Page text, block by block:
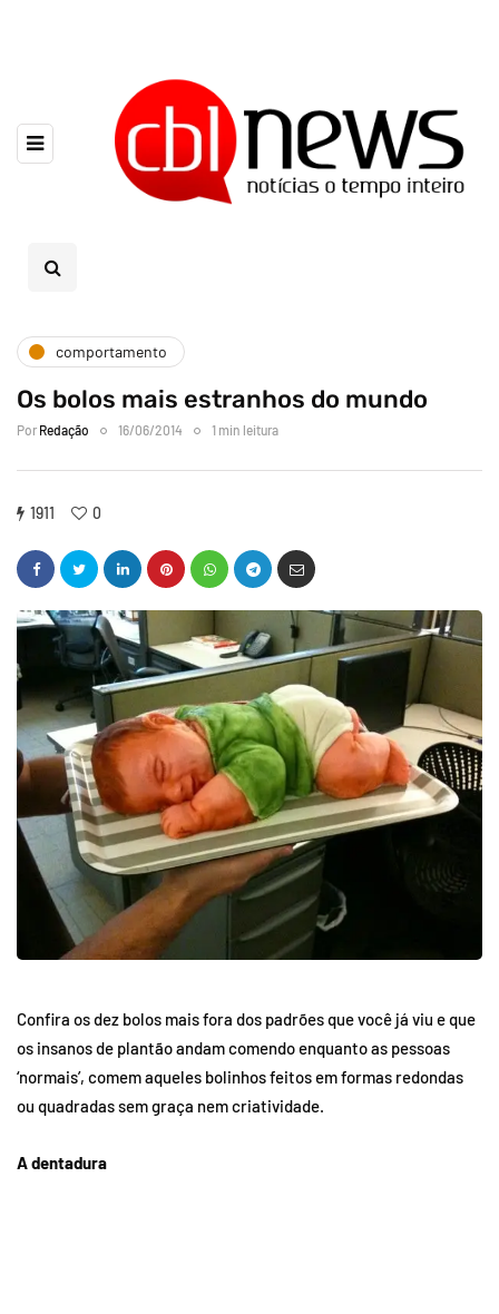
comportamento
Os bolos mais estranhos do mundo
Por Redação 16/06/2014 1 min leitura
1911 0
Confira os dez bolos mais fora dos padrões que você já viu e que
os insanos de plantão andam comendo enquanto as pessoas
‘normais’, comem aqueles bolinhos feitos em formas redondas
ou quadradas sem graça nem criatividade.
A dentadura